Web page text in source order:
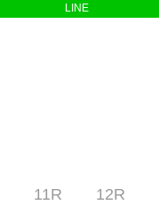
LINE
11R 12R